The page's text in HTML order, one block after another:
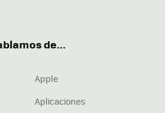
de...
Apple
Aplicaciones